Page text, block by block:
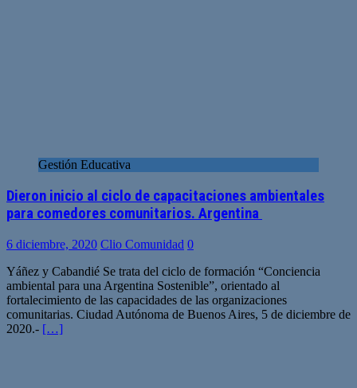
Gestión Educativa
Dieron inicio al ciclo de capacitaciones ambientales
para comedores comunitarios. Argentina
6 diciembre, 2020 Clio Comunidad 0
Yáñez y Cabandié Se trata del ciclo de formación “Conciencia
ambiental para una Argentina Sostenible”, orientado al
fortalecimiento de las capacidades de las organizaciones
comunitarias. Ciudad Autónoma de Buenos Aires, 5 de diciembre de
2020.- […]